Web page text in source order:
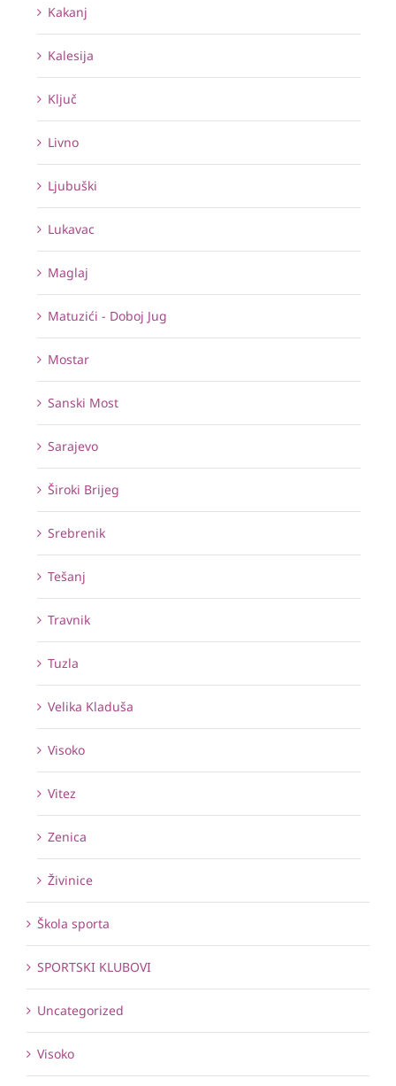
Kakanj
Kalesija
Ključ
Livno
Ljubuški
Lukavac
Maglaj
Matuzići - Doboj Jug
Mostar
Sanski Most
Sarajevo
Široki Brijeg
Srebrenik
Tešanj
Travnik
Tuzla
Velika Kladuša
Visoko
Vitez
Zenica
Živinice
Škola sporta
SPORTSKI KLUBOVI
Uncategorized
Visoko